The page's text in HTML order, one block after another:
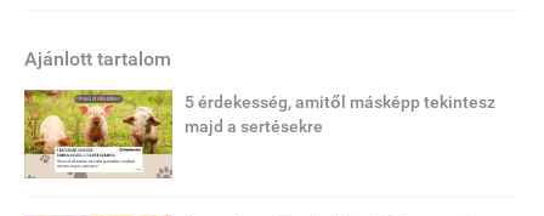
Ajánlott tartalom
5 érdekesség, amitől másképp tekintesz
majd a sertésekre